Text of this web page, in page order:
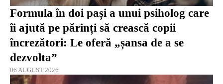
Formula în doi pași a unui psiholog care
îi ajută pe părinți să crească copii
încrezători: Le oferă „șansa de a se
dezvolta”
06 AUGUST 2026